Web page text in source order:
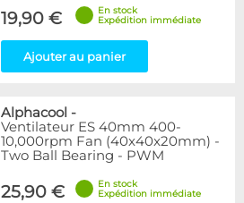
19,90 €
En stock
Expédition immédiate
Ajouter au panier
Alphacool -
Ventilateur ES 40mm 400-
10,000rpm Fan (40x40x20mm) -
Two Ball Bearing - PWM
25,90 €
En stock
Expédition immédiate